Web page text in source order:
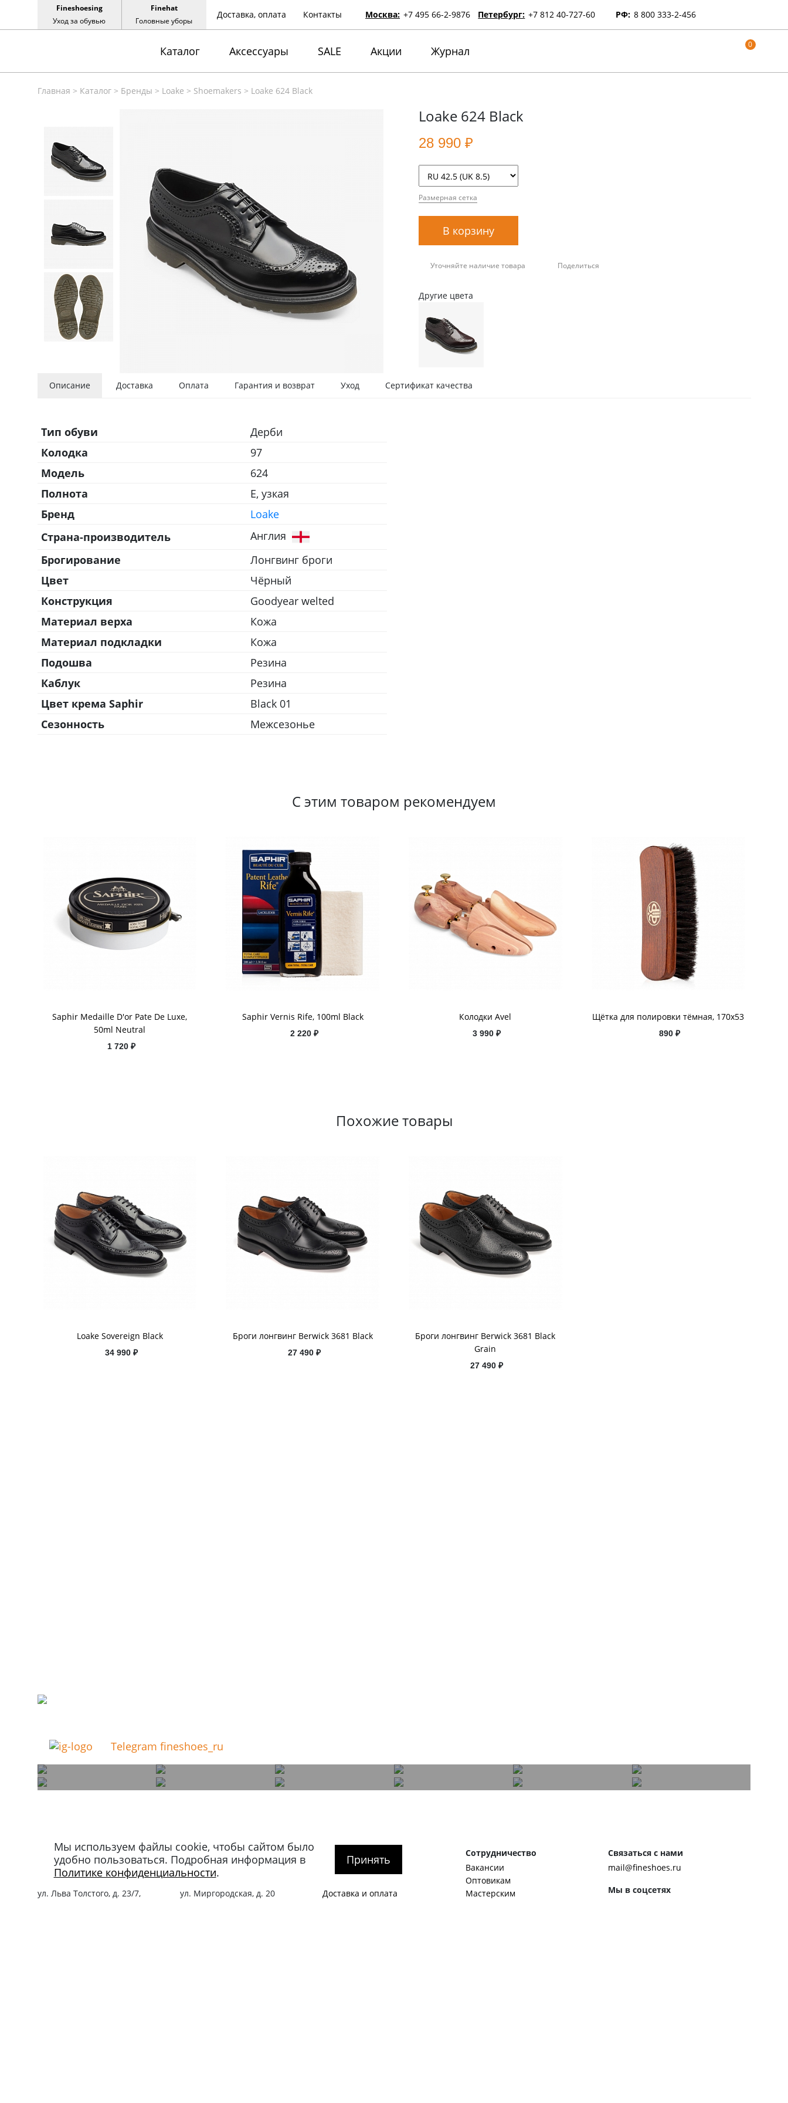
Fineshoesing
Уход за обувью
Finehat
Головные уборы
Доставка, оплата Контакты Москва: +7 495 66-2-9876 Петербург: +7 812 40-727-60 РФ: 8 800 333-2-456
Каталог Аксессуары SALE Акции Журнал 0
Главная > Каталог> Бренды > Loake > Shoemakers > Loake 624 Black
Loake 624 Black
28 990 ₽
Размерная сетка
В корзину
Уточняйте наличие товара Поделиться
Другие цвета
Описание Доставка Оплата Гарантия и возврат Уход Сертификат качества
Тип обуви
Дерби
Колодка
97
Модель
624
Полнота
E, узкая
Бренд
Loake
Страна-производитель
Англия
Брогирование
Лонгвинг броги
Цвет
Чёрный
Конструкция
Goodyear welted
Материал верха
Кожа
Материал подкладки
Кожа
Подошва
Резина
Каблук
Резина
Цвет крема Saphir
Black 01
Сезонность
Межсезонье
С этим товаром рекомендуем
Saphir Medaille D'or Pate De Luxe,
50ml Neutral
1 720 ₽
Saphir Vernis Rife, 100ml Black
2 220 ₽
Колодки Avel
3 990 ₽
Щётка для полировки тёмная, 170x53
890 ₽
Похожие товары
Loake Sovereign Black
34 990 ₽
Броги лонгвинг Berwick 3681 Black
27 490 ₽
Броги лонгвинг Berwick 3681 Black
Grain
27 490 ₽
Telegram fineshoes_ru
Магазин в Москве
+7 495 66-2-9876
119021,г. Москва,
ул. Льва Толстого, д. 23/7,
Магазин в Петербурге
+7 812 40-727-60
191024,г. Санкт-Петербург
ул. Миргородская, д. 20
О компании
Доставка и оплата
Сотрудничество
Вакансии
Оптовикам
Мастерским
Связаться с нами
mail@fineshoes.ru
Мы в соцсетях
Мы используем файлы cookie, чтобы сайтом было
удобно пользоваться. Подробная информация в
Политике конфиденциальности.
Принять